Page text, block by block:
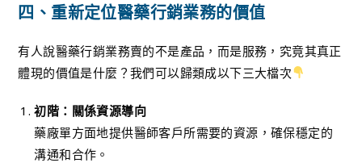
四、重新定位醫藥行銷業務的價值
有人說醫藥行銷業務賣的不是產品，而是服務，究竟其真正
體現的價值是什麼？我們可以歸類成以下三大檔次
初階：關係資源導向
藥廠單方面地提供醫師客戶所需要的資源，確保穩定的
溝通和合作。